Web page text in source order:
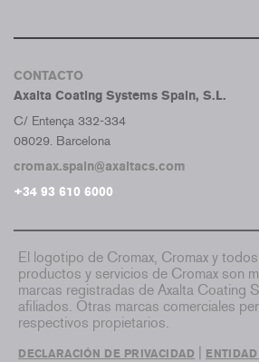
CONTACTO
Axalta Coating Systems Spain, S.L.
C/ Entença 332-334
08029. Barcelona
cromax.spain@axaltacs.com
+34 93 610 6000
El logotipo de Cromax, Cromax y
productos y servicios de Cromax son
marcas registradas de Axalta Coating
afiliados. Otras marcas comerciales
respectivos propietarios.
DECLARACIÓN DE PRIVACIDAD